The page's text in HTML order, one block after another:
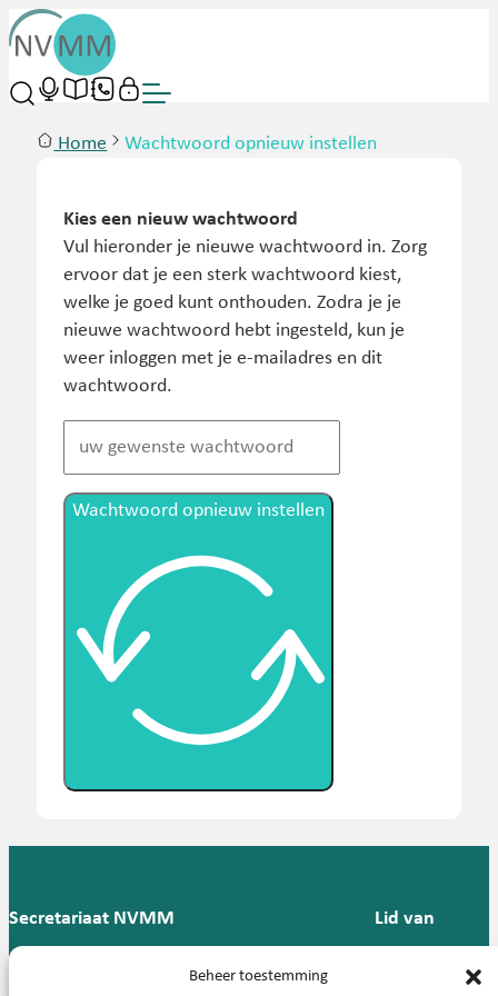
Beheer toestemming
Home Wachtwoord opnieuw instellen
Kies een nieuw wachtwoord
Vul hieronder je nieuwe wachtwoord in. Zorg
ervoor dat je een sterk wachtwoord kiest,
welke je goed kunt onthouden. Zodra je je
nieuwe wachtwoord hebt ingesteld, kun je
weer inloggen met je e-mailadres en dit
wachtwoord.
Wachtwoord opnieuw instellen
Secretariaat NVMM
T: 088 -
Lid van